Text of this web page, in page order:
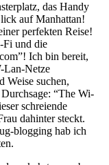
das Handy
auf Manhattan!
perfekten Reise!
Fi und die
Ich bin bereit,
Lan-Netze
Weise suchen,
“The Wi-
schreiende
dahinter steckt.
blogging hab ich